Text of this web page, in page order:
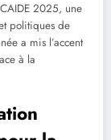
2025, une
politiques de
a mis l’accent
à la